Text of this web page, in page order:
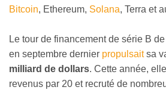
Bitcoin, Ethereum, Solana, Terra et
Le tour de financement de série B
en septembre dernier propulsaitsa
milliard de dollars. Cette année,
revenus par 20 et recruté de